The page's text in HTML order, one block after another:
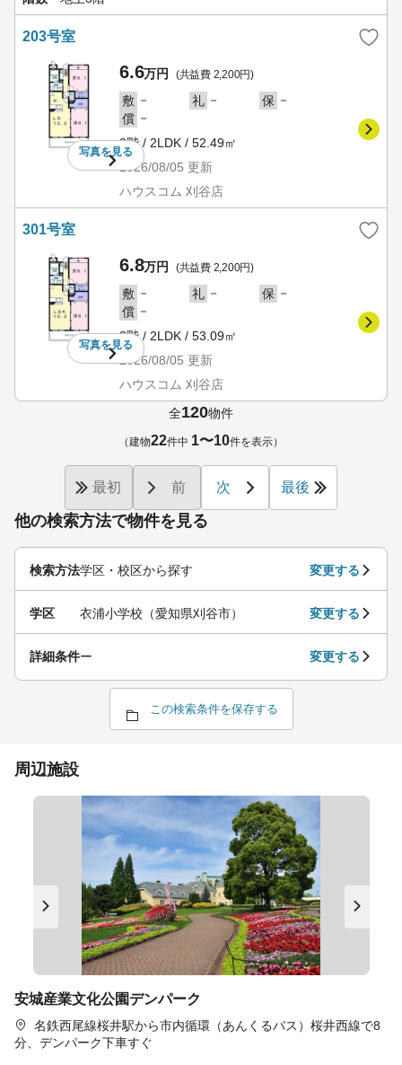
203号室
写真を見る
6.6万円 (共益費 2,200円)
敷 － 礼 － 保 －
償 －
2階 / 2LDK / 52.49㎡
2026/08/05 更新
ハウスコム 刈谷店
301号室
写真を見る
6.8万円 (共益費 2,200円)
敷 － 礼 － 保 －
償 －
3階 / 2LDK / 53.09㎡
2026/08/05 更新
ハウスコム 刈谷店
他の検索方法で物件を見る
検索方法学区・校区から探す 変更する
学区 衣浦小学校（愛知県刈谷市） 変更する
詳細条件ー 変更する
この検索条件を保存する
全120物件
（建物22件中 1〜10件を表示）
最初 前 次 最後
周辺施設
安城産業文化公園デンパーク
名鉄西尾線桜井駅から市内循環（あんくるバス）桜井西線で8
分、デンパーク下車すぐ